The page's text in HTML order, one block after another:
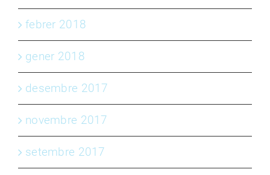
febrer 2018
gener 2018
desembre 2017
novembre 2017
setembre 2017